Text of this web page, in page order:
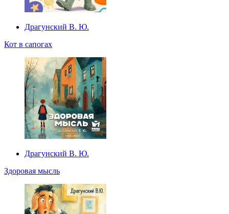
Драгунский В. Ю.
Кот в сапогах
Драгунский В. Ю.
Здоровая мысль